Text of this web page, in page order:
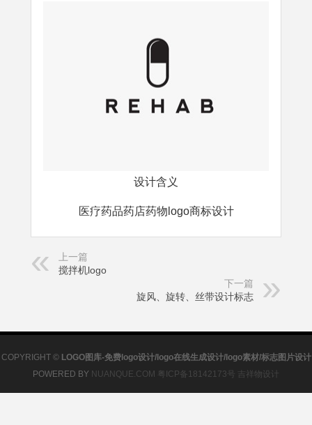
设计含义
医疗药品药店药物logo商标设计
上一篇
搅拌机logo
下一篇
旋风、旋转、丝带设计标志
COPYRIGHT © LOGO图库-免费logo设计/logo在线生成设计/logo素材/标志图片设计
POWERED BY NUANQUE.COM 粤ICP备18142173号 吉祥物设计